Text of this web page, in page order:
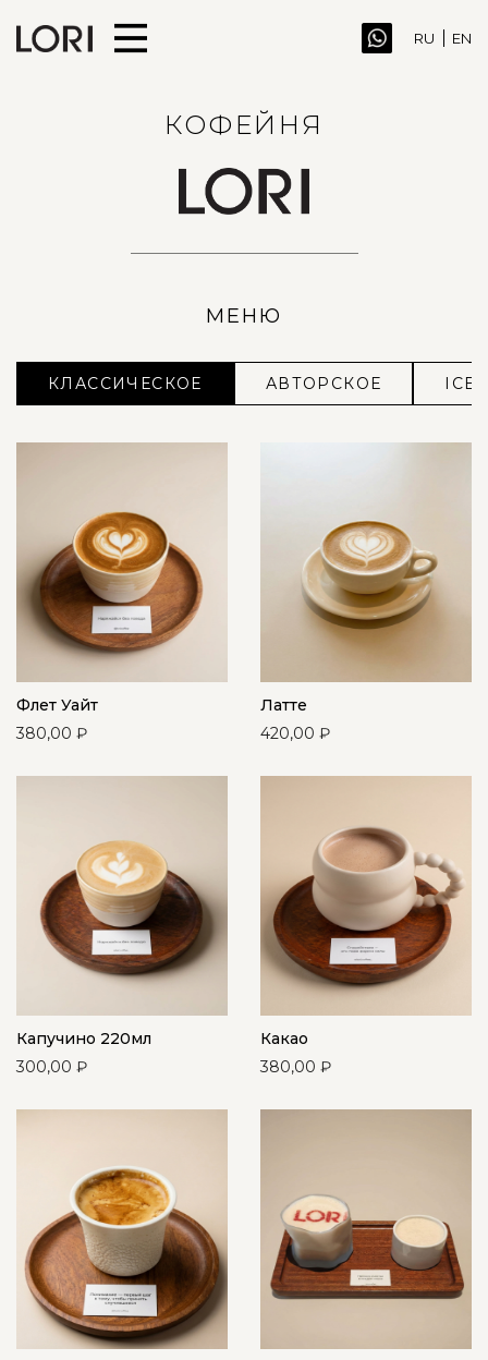
RU EN
КОФЕЙНЯ
МЕНЮ
КЛАССИЧЕСКОЕ АВТОРСКОЕ ICE
Флет Уайт
380,00 ₽
Латте
420,00 ₽
Капучино 220мл
300,00 ₽
Какао
380,00 ₽